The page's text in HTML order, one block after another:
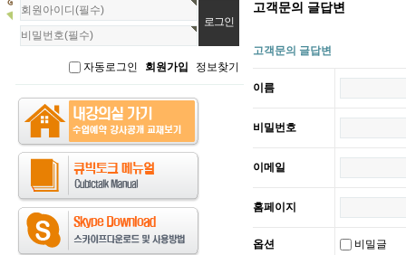
회
원
로
자동로그인 회원가입 정보찾기
고객문의 글답변
고객문의 글답변
이름
비밀번호
이메일
홈페이지
옵션 비밀글